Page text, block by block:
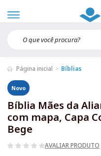
Página inicial Bíblias
Novo
Bíblia Mães da
com mapa, Capa
Bege
AVALIAR PRODUTO